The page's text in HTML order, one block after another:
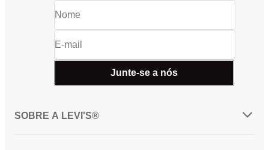
Junte-se a nós
SOBRE A LEVI'S®